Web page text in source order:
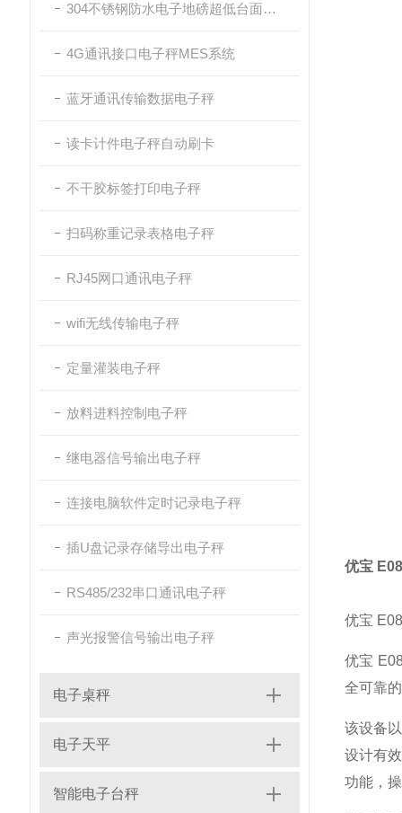
304不锈钢防水电子地磅超低台面带斜坡
4G通讯接口电子秤MES系统
蓝牙通讯传输数据电子秤
读卡计件电子秤自动刷卡
不干胶标签打印电子秤
扫码称重记录表格电子秤
RJ45网口通讯电子秤
wifi无线传输电子秤
定量灌装电子秤
放料进料控制电子秤
继电器信号输出电子秤
连接电脑软件定时记录电子秤
插U盘记录存储导出电子秤
RS485/232串口通讯电子秤
声光报警信号输出电子秤
电子桌秤
电子天平
智能电子台秤
优宝
优宝
优宝
全可靠
该设备
设计有
功能，